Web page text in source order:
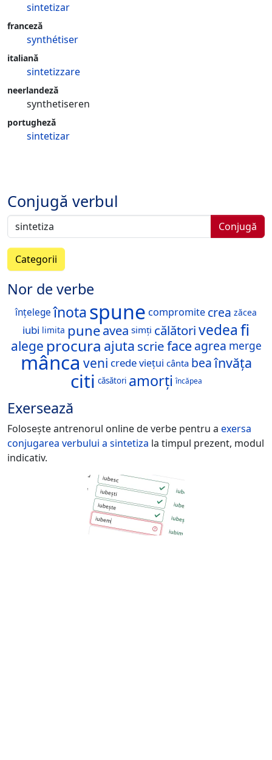
sintetizar
franceză
synthétiser
italiană
sintetizzare
neerlandeză
synthetiseren
portugheză
sintetizar
Conjugă verbul
Conjugă
Categorii
Nor de verbe
înțelege înota spune compromite crea zăcea
iubi limita puneavea simți călătorivedeafi
alege procura ajuta scrieface agrea merge
mânca veni crede viețui cânta beaînvăța
citi căsători amorți încăpea
Exersează
Folosește antrenorul online de verbe pentru a exersa
conjugarea verbului a sintetiza la timpul prezent, modul
indicativ.